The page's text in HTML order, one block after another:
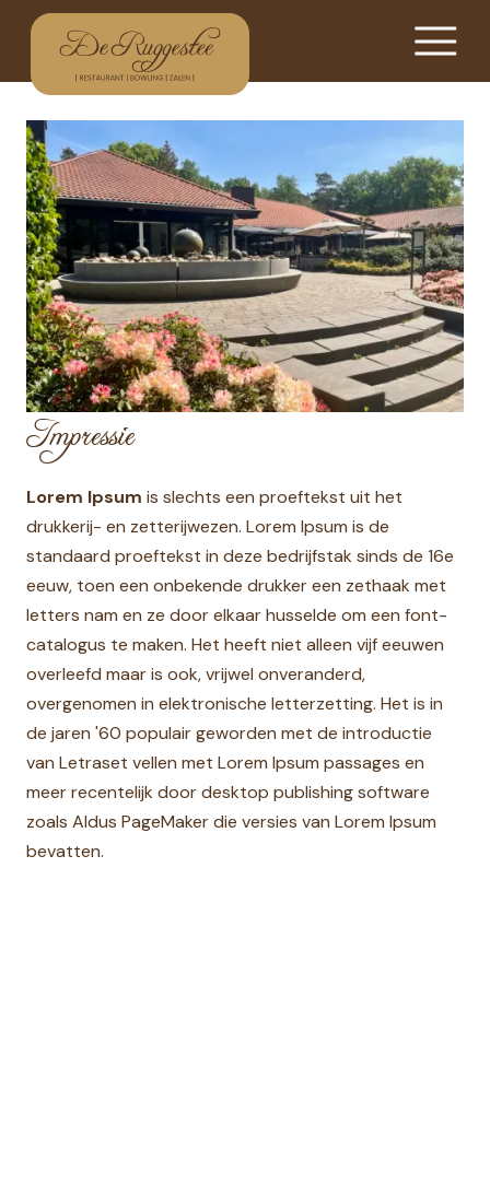
Impressie
Lorem Ipsum is slechts een proeftekst uit het
drukkerij- en zetterijwezen. Lorem Ipsum is de
standaard proeftekst in deze bedrijfstak sinds de 16e
eeuw, toen een onbekende drukker een zethaak met
letters nam en ze door elkaar husselde om een font-
catalogus te maken. Het heeft niet alleen vijf eeuwen
overleefd maar is ook, vrijwel onveranderd,
overgenomen in elektronische letterzetting. Het is in
de jaren '60 populair geworden met de introductie
van Letraset vellen met Lorem Ipsum passages en
meer recentelijk door desktop publishing software
zoals Aldus PageMaker die versies van Lorem Ipsum
bevatten.